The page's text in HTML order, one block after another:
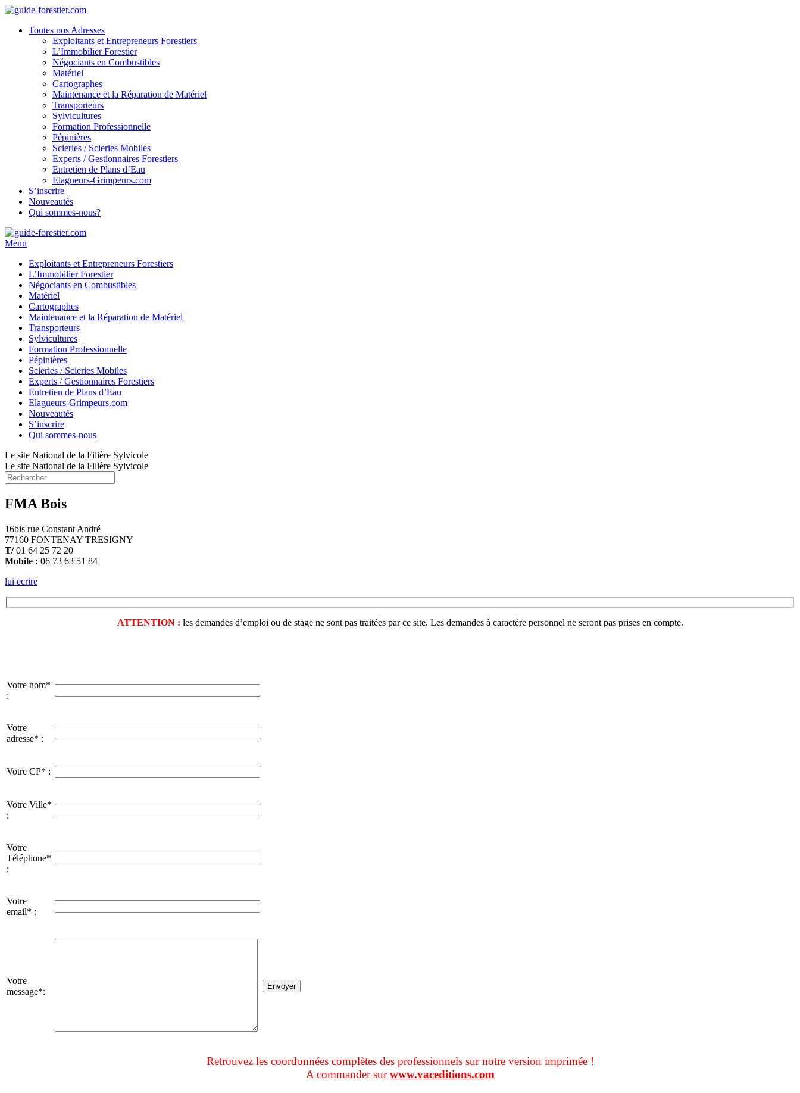
Toutes nos Adresses
Exploitants et Entrepreneurs Forestiers
L’Immobilier Forestier
Négociants en Combustibles
Matériel
Cartographes
Maintenance et la Réparation de Matériel
Transporteurs
Sylvicultures
Formation Professionnelle
Pépinières
Scieries / Scieries Mobiles
Experts / Gestionnaires Forestiers
Entretien de Plans d’Eau
Elagueurs-Grimpeurs.com
S’inscrire
Nouveautés
Qui sommes-nous?
Menu
Exploitants et Entrepreneurs Forestiers
L’Immobilier Forestier
Négociants en Combustibles
Matériel
Cartographes
Maintenance et la Réparation de Matériel
Transporteurs
Sylvicultures
Formation Professionnelle
Pépinières
Scieries / Scieries Mobiles
Experts / Gestionnaires Forestiers
Entretien de Plans d’Eau
Elagueurs-Grimpeurs.com
Nouveautés
S’inscrire
Qui sommes-nous
Le site National de la Filière Sylvicole
Le site National de la Filière Sylvicole
FMA Bois
16bis rue Constant André
77160 FONTENAY TRESIGNY
T/01 64 25 72 20
Mobile : 06 73 63 51 84
lui ecrire
ATTENTION : les demandes d’emploi ou de stage ne sont pas traitées par ce site. Les demandes à caractère personnel ne seront pas prises en compte.
Votre nom*
:
Votre
adresse* :
Votre CP* :
Votre Ville*
:
Votre
Téléphone*
:
Votre
email* :
Votre
message*:
Retrouvez les coordonnées complètes des professionnels sur notre version imprimée !
A commander surwww.vaceditions.com